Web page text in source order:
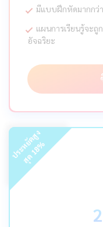
มีแบบฝึกหัดมากกว่
แผนการเรียนรู้จะ
อัจฉริยะ
ป
ร
ะ
ห
ยั
ด
สู
ง
สุ
ด
18
%